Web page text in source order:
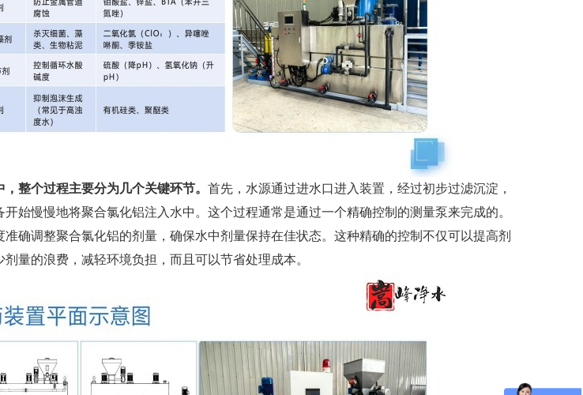
整个过程主要分为几个关键环节。 首先，水源通过进水口进入装置，经过初步过滤沉淀，
始慢慢地将聚合氯化铝注入水中。这个过程通常是通过一个精确控制的测量泵来完成的。
确调整聚合氯化铝的剂量，确保水中剂量保持在佳状态。这种精确的控制不仅可以提高剂
量的浪费，减轻环境负担，而且可以节省处理成本。